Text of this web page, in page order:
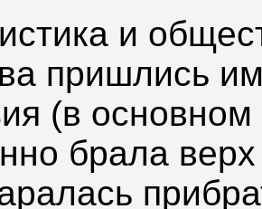
и
пришлись
(в
брала